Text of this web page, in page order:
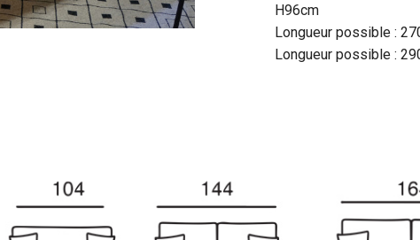
H96cm
Longueur possible :
Longueur possible :